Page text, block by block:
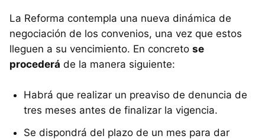
La Reforma contempla una nueva dinámica de
negociación de los convenios, una vez que estos
lleguen a su vencimiento. En concreto se
procederá de la manera siguiente:
Habrá que realizar un preaviso de denuncia de
tres meses antes de finalizar la vigencia.
Se dispondrá del plazo de un mes para dar